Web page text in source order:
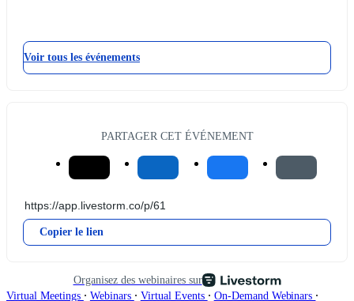
Voir tous les événements
PARTAGER CET ÉVÉNEMENT
Copier le lien
Organisez des webinaires sur
Virtual Meetings ∙ Webinars ∙ Virtual Events ∙ On-Demand Webinars ∙